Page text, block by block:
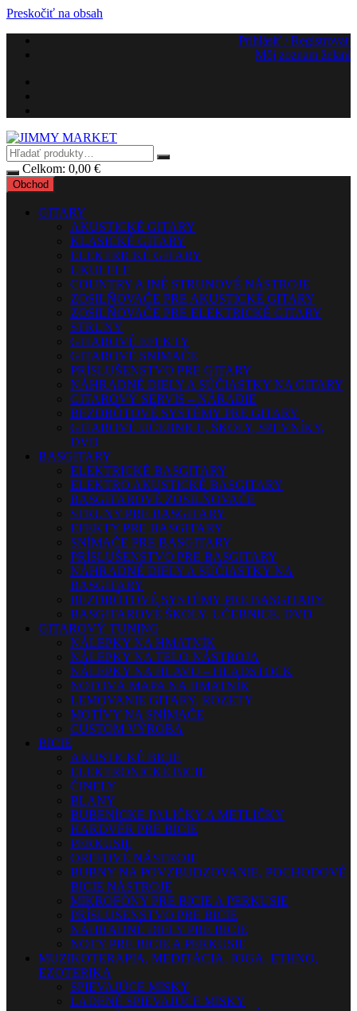
Preskočiť na obsah
Prihlásiť / Registrovať
Môj zoznam želaní
Celkom: 0,00 €
Obchod
GITARY
AKUSTICKÉ GITARY
KLASICKÉ GITARY
ELEKTRICKÉ GITARY
UKULELE
COUNTRY A INÉ STRUNOVÉ NÁSTROJE
ZOSILŇOVAČE PRE AKUSTICKÉ GITARY
ZOSILŇOVAČE PRE ELEKTRICKÉ GITARY
STRUNY
GITAROVÉ EFEKTY
GITAROVÉ SNÍMAČE
PRÍSLUŠENSTVO PRE GITARY
NÁHRADNÉ DIELY A SÚČIASTKY NA GITARY
GITAROVÝ SERVIS – NÁRADIE
BEZDRÔTOVÉ SYSTÉMY PRE GITARY
GITAROVÉ UČEBNICE, ŠKOLY, SPEVNÍKY,
DVD
BASGITARY
ELEKTRICKÉ BASGITARY
ELEKTRO AKUSTICKÉ BASGITARY
BASGITAROVÉ ZOSILŇOVAČE
STRUNY PRE BASGITARY
EFEKTY PRE BASGITARY
SNÍMAČE PRE BASGITARY
PRÍSLUŠENSTVO PRE BASGITARY
NÁHRADNÉ DIELY A SÚČIASTKY NA
BASGITARY
BEZDRÔTOVÉ SYSTÉMY PRE BASGITARY
BASGITAROVÉ ŠKOLY, UČEBNICE, DVD
GITAROVÝ TUNING
NÁLEPKY NA HMATNÍK
NÁLEPKY NA TELO NÁSTROJA
NÁLEPKY NA HLAVU – HEADSTOCK
NOTOVÁ MAPA NA HMATNÍK
LEMOVANIE GITARY, ROZETY
MOTÍVY NA SNÍMAČE
CUSTOM VÝROBA
BICIE
AKUSTICKÉ BICIE
ELEKTRONICKÉ BICIE
ČINELY
BLANY
BUBENÍCKE PALIČKY A METLIČKY
HARDVÉR PRE BICIE
PERKUSIE
ORFFOVÉ NÁSTROJE
BUBNY NA POVZBUDZOVANIE, POCHODOVÉ
BICIE NÁSTROJE
MIKROFÓNY PRE BICIE A PERKUSIE
PRÍSLUŠENSTVO PRE BICIE
NÁHRADNÉ DIELY PRE BICIE
NOTY PRE BICIE A PERKUSIE
MUZIKOTERAPIA, MEDITÁCIA, JOGA, ETHNO,
EZOTERIKA
SPIEVAJÚCE MISKY
LADENÉ SPIEVAJÚCE MISKY